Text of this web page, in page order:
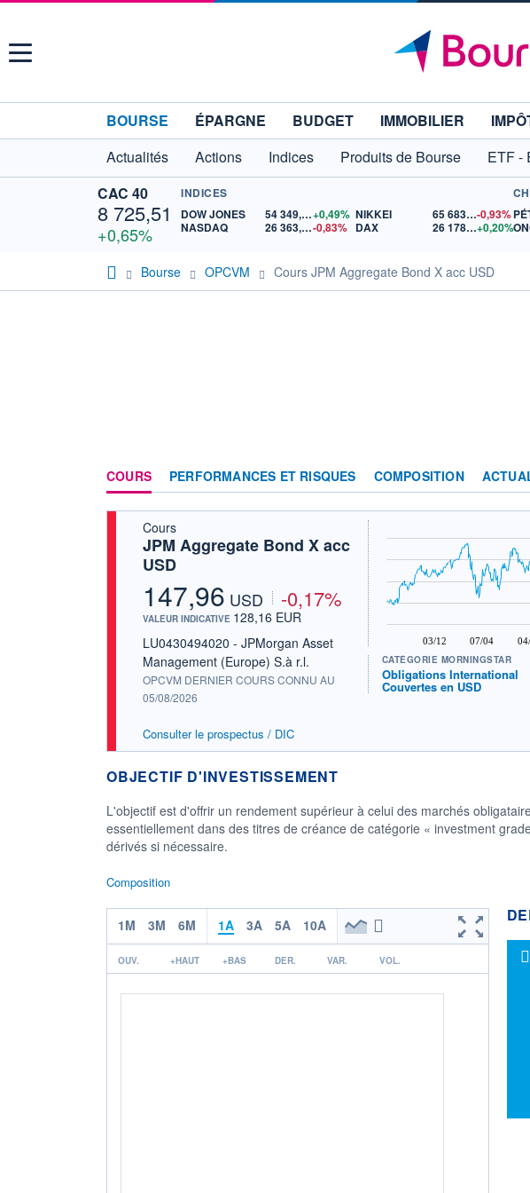
Menu
BOURSE ÉPARGNE BUDGET IMMOBILIER
Actualités
Actions Indices Produits de Bourse ETF -
CAC 40
8 725,51
+0,65%
INDICES
DOW JONES
54 349,12+0,49%
NASDAQ
26 363,44-0,83%
NIKKEI 65 683,26-0,93%
DAX
26 178,15+0,20%
Bourse OPCVM Cours JPM Aggregate Bond X acc USD
COURS PERFORMANCES ET RISQUES COMPOSITION
Cours
JPM Aggregate Bond X acc
USD
147,96 USD -0,17%
VALEUR INDICATIVE 128,16 EUR
LU0430494020 - JPMorgan Asset
Management (Europe) S.à r.l.
OPCVM DERNIER COURS CONNU AU
05/08/2026
Consulter le prospectus / DIC
03/12 07/04
CATÉGORIE MORNINGSTAR
Obligations International
Couvertes en USD
OBJECTIF D'INVESTISSEMENT
L'objectif est d'offrir un rendement supérieur à celui des marchés
essentiellement dans des titres de créance de catégorie « investment
dérivés si nécessaire.
Composition
1M 3M 6M 1A 3A 5A 10A
OUV. +HAUT +BAS DER. VAR. VOL.